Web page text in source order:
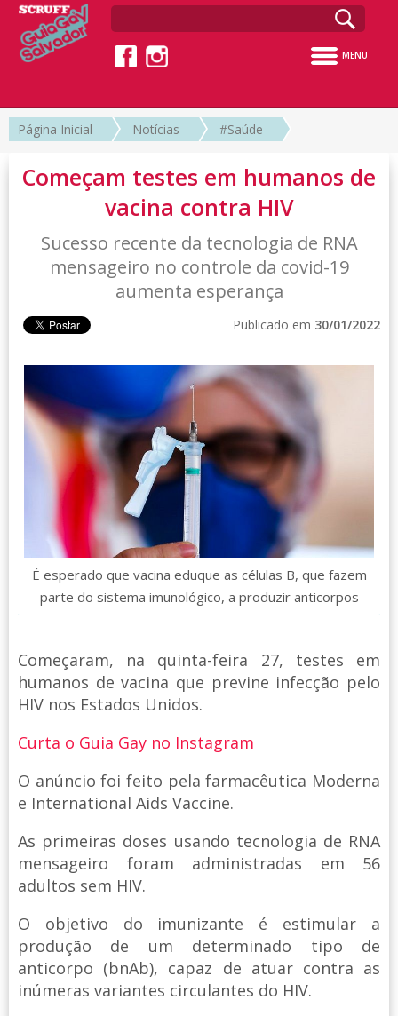
MENU
Página Inicial Notícias #Saúde
Começam testes em humanos de
vacina contra HIV
Sucesso recente da tecnologia de RNA
mensageiro no controle da covid-19
aumenta esperança
Publicado em 30/01/2022
É esperado que vacina eduque as células B, que fazem
parte do sistema imunológico, a produzir anticorpos
Começaram, na quinta-feira 27, testes em
humanos de vacina que previne infecção pelo
HIV nos Estados Unidos.
Curta o Guia Gay no Instagram
O anúncio foi feito pela farmacêutica Moderna
e International Aids Vaccine.
As primeiras doses usando tecnologia de RNA
mensageiro foram administradas em 56
adultos sem HIV.
O objetivo do imunizante é estimular a
produção de um determinado tipo de
anticorpo (bnAb), capaz de atuar contra as
inúmeras variantes circulantes do HIV.